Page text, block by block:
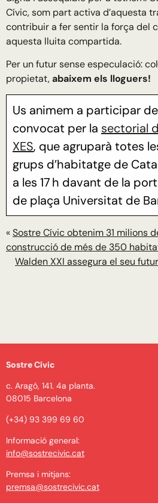
Cívic, som part activa d’aquesta
contribuir a fer sentir la força del
aquesta lluita compartida.
Per un futur sense especulació:
propietat,abaixem els lloguers!
Us animem a participar
convocat per la sectorial
XES, que agruparà totes
grups d’habitatge de
a les 17 h davant de la
de plaça Universitat de
«Sostre Cívic obtenim 31 milions
construcció de més de 350
Walden XXI assegura el seu
Sostre Cívic
c. Aragó, 141. 4a planta.
08015 Barcelona
(+34) 93 399 69 60
Informació general:
info@sostrecivic.cat
Premsa i mitjans:
premsa@sostrecivic.cat